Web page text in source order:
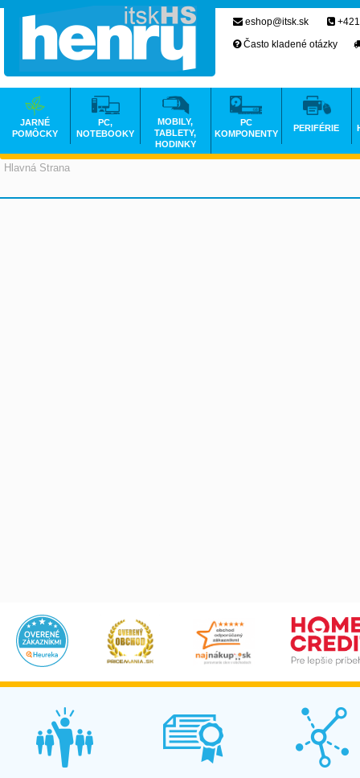
Hlavná Strana
eshop@itsk.sk
Často kladené otázky
JARNÉ
POMÔCKY
PC,
NOTEBOOKY
MOBILY,
TABLETY,
HODINKY
PC
KOMPONENTY
PERIFÉRIE